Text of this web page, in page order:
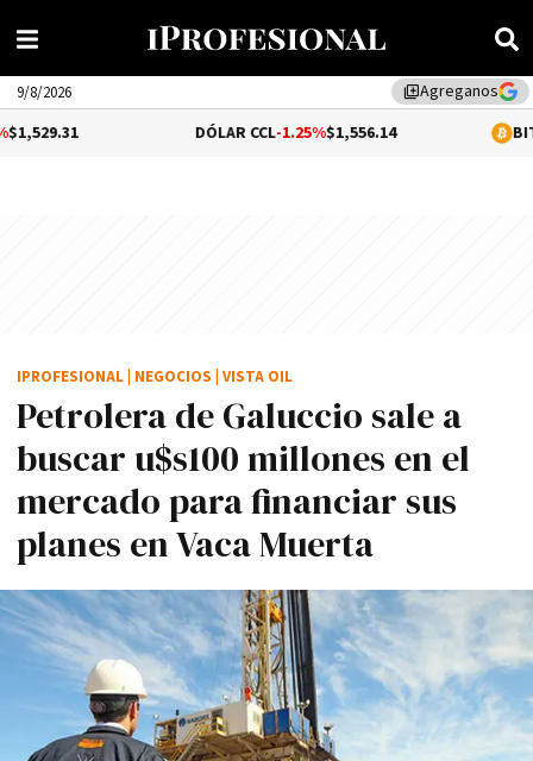
library_addAgreganos
9/8/2026
-1.25%$1,556.14 0.31%
Petrolera de Galuccio sale a
buscar u$s100 millones en el
mercado para financiar sus
planes en Vaca Muerta
IPROFESIONAL NEGOCIOS VISTA OIL